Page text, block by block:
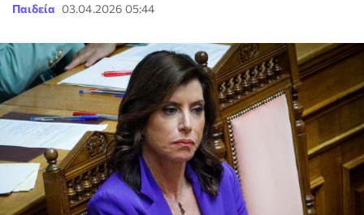
Παιδεία 03.04.2026 05:44